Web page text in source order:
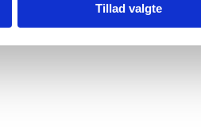
Tillad valgte